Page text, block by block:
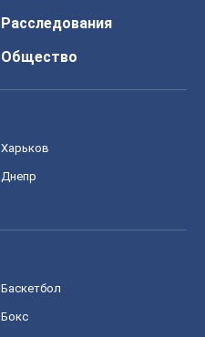
Расследования
Общество
Харьков
Днепр
Баскетбол
Бокс